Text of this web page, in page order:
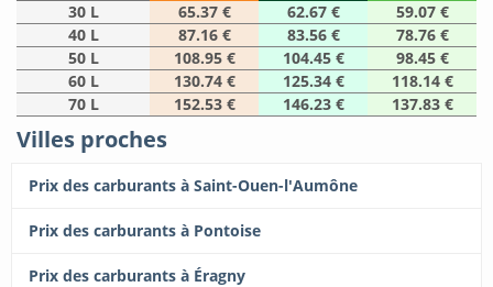
30 L
65.37 € 62.67 €
59.07 €
40 L
87.16 € 83.56 €
78.76 €
50 L
108.95 € 104.45 €
98.45 €
60 L
130.74 € 125.34 €
118.14 €
70 L
152.53 € 146.23 € 137.83 €
Villes proches
Prix des carburants à Saint-Ouen-l'Aumône
Prix des carburants à Pontoise
Prix des carburants à Éragny